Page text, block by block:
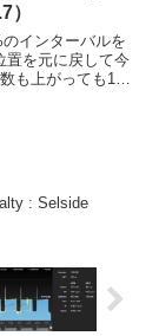
）
インターバルを
置を元に戻して今
も上がっても120
: Selside